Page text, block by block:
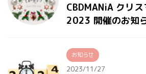
CBDMANiA クリ
2023 開催のお知
お知らせ
2023/11/27